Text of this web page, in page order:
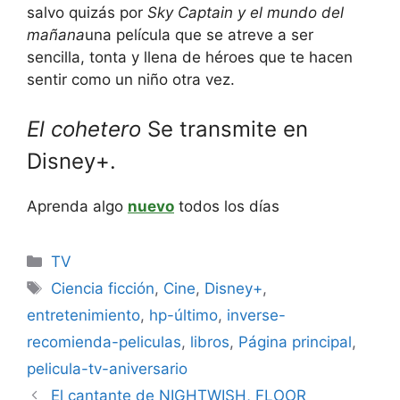
salvo quizás por Sky Captain y el mundo del
mañanauna película que se atreve a ser
sencilla, tonta y llena de héroes que te hacen
sentir como un niño otra vez.
El cohetero Se transmite en
Disney+.
Aprenda algo nuevo todos los días
Categories
TV
Tags
Ciencia ficción, Cine, Disney+,
entretenimiento, hp-último, inverse-
recomienda-peliculas, libros, Página principal,
pelicula-tv-aniversario
El cantante de NIGHTWISH, FLOOR